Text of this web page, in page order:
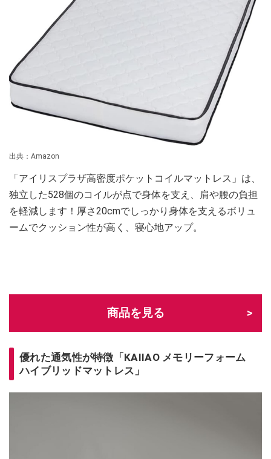
出典：Amazon
「アイリスプラザ高密度ポケットコイルマットレス」は、
独立した528個のコイルが点で身体を支え、肩や腰の負担
を軽減します！厚さ20cmでしっかり身体を支えるボリュ
ームでクッション性が高く、寝心地アップ。
商品を見る
優れた通気性が特徴「KAIIAO メモリーフォーム
ハイブリッドマットレス」